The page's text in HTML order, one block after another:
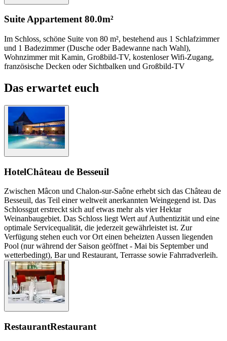
Suite Appartement80.0m²
Im Schloss, schöne Suite von 80 m², bestehend aus 1 Schlafzimmer
und 1 Badezimmer (Dusche oder Badewanne nach Wahl),
Wohnzimmer mit Kamin, Großbild-TV, kostenloser Wifi-Zugang,
französische Decken oder Sichtbalken und Großbild-TV
Das erwartet euch
HotelChâteau de Besseuil
Zwischen Mâcon und Chalon-sur-Saône erhebt sich das Château de
Besseuil, das Teil einer weltweit anerkannten Weingegend ist. Das
Schlossgut erstreckt sich auf etwas mehr als vier Hektar
Weinanbaugebiet. Das Schloss liegt Wert auf Authentizität und eine
optimale Servicequalität, die jederzeit gewährleistet ist. Zur
Verfügung stehen euch vor Ort einen beheizten Aussen liegenden
Pool (nur während der Saison geöffnet - Mai bis September und
wetterbedingt), Bar und Restaurant, Terrasse sowie Fahrradverleih.
RestaurantRestaurant